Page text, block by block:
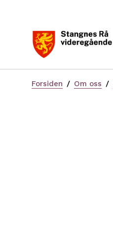
Du
Forsiden Om oss